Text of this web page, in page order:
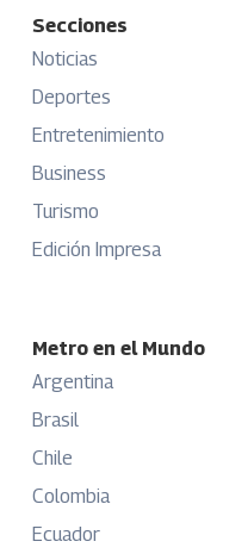
Secciones
Noticias
Deportes
Entretenimiento
Business
Turismo
Edición Impresa
Metro en el Mundo
Argentina
Brasil
Chile
Colombia
Ecuador